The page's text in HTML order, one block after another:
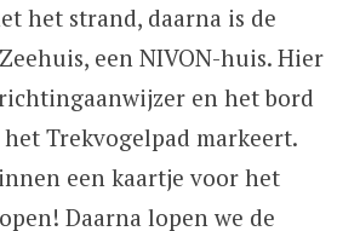
het strand, daarna is de
een NIVON-huis. Hier
en het bord
Trekvogelpad markeert.
een kaartje voor het
Daarna lopen we de